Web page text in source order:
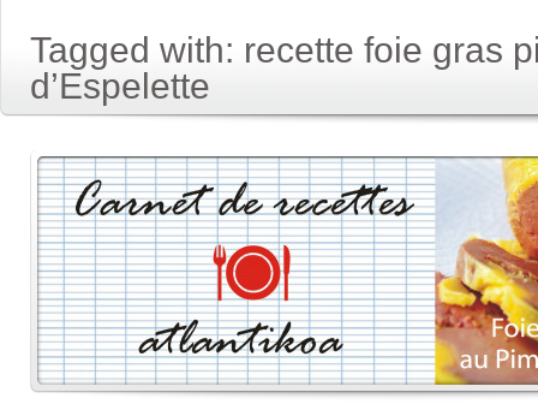
Tagged with: recette foie gras
d’Espelette